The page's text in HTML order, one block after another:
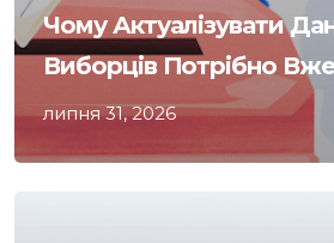
Чому Актуалізувати
Виборців Потрібно
липня 31, 2026